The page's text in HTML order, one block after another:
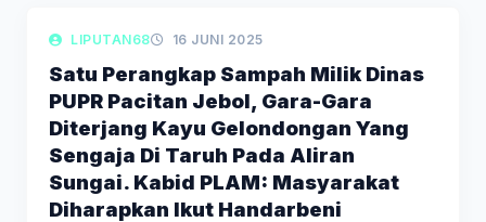
LIPUTAN BERITA
LIPUTAN68 16 JUNI 2025
Satu Perangkap Sampah Milik Dinas
PUPR Pacitan Jebol, Gara-Gara
Diterjang Kayu Gelondongan Yang
Sengaja Di Taruh Pada Aliran
Sungai. Kabid PLAM: Masyarakat
Diharapkan Ikut Handarbeni